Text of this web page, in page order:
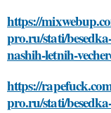
https://
pro.ru/stati/
nashih-letnih-
https://
pro.ru/stati/